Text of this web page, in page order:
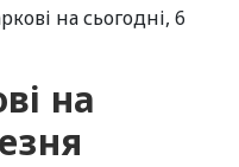
на сьогодні, 6
на